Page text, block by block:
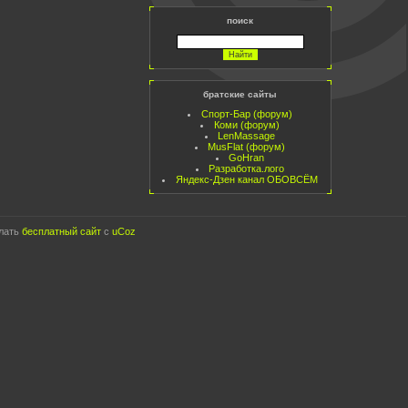
поиск
братские сайты
Спорт-Бар (форум)
Коми (форум)
LenMassage
MusFlat (форум)
GoHran
Разработка.лого
Яндекс-Дзен канал ОБОВСЁМ
бесплатный сайт с uCoz